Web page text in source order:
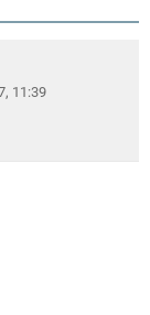
11:39